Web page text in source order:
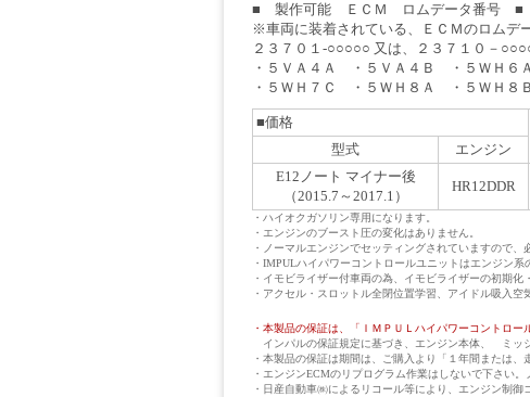
■ 製作可能 ＥＣＭ ロムデータ番号 ■
※車両に装着されている、ＥＣＭのロムデ
２３７０１‐○○○○○ 又は、２３７１０－
・５ＶＡ４Ａ ・５ＶＡ４Ｂ ・５ＷＨ
・５ＷＨ７Ｃ ・５ＷＨ８Ａ ・５ＷＨ
■価格
型式
エンジン
E12ノート マイナー後
（2015.7～2017.1）
HR12DDR
・ハイオクガソリン専用になります。
・エンジンのブースト圧の変化はありません。
・ノーマルエンジンでセッティングされていますので
・IMPULハイパワーコントロールユニットはエンジン
・イモビライザー付車両の為、イモビライザーの初期
・アクセル・スロットル全閉位置学習、アイドル吸入空
・本製品の保証は、「ＩＭＰＵＬハイパワーコントロー
インパルの保証規定に基づき、エンジン本体、 ミッ
・本製品の保証は期間は、ご購入より「１年間または、
・エンジンECMのリプログラム作業はしないで下さい。
・日産自動車㈱によるリコール等により、エンジン制